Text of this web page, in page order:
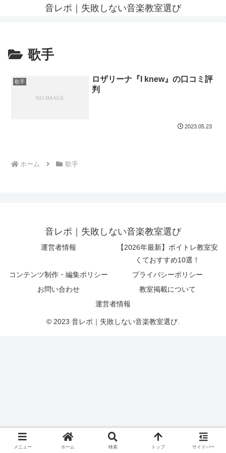
音レポ｜失敗しない音楽教室選び
歌手
歌手
ロザリーナ『I knew』の口コミ評
判
2023.05.23
ホーム 歌手
音レポ｜失敗しない音楽教室選び
運営者情報
【2026年最新】ボイトレ教室安
くておすすめ10選！
コンテンツ制作・編集ポリシー
プライバシーポリシー
お問い合わせ
教室掲載について
運営者情報
© 2023 音レポ｜失敗しない音楽教室選び.
メニュー ホーム 検索 トップ サイドバー